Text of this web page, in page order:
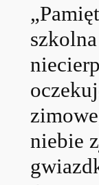
niebie